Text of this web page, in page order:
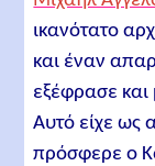
ικανότατο
και έναν
εξέφρασε
Αυτό είχε ως
πρόσφερε ο